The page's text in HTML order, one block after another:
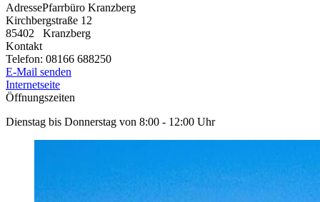
AdressePfarrbüro Kranzberg
Kirchbergstraße 12
85402
Kranzberg
Kontakt
Telefon: 08166 688250
E-Mail senden
Internetseite
Öffnungszeiten
Dienstag bis Donnerstag von 8:00 - 12:00 Uhr